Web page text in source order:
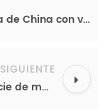
Cuarzo Calacatta blanco Panda de China con vetas negras Tamaño de losa de cuarzo súper gigante 3500 * 2000 mm
Losas de cuarzo artificiales de superficie de mármol blanco Staturio Las hojas de cuarzo Calacatta de mayor tamaño de losa de cuarzo